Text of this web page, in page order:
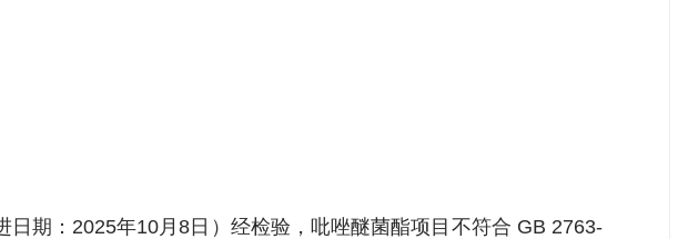
期：2025年10月8日）经检验，吡唑醚菌酯项目不符合 GB 2763-